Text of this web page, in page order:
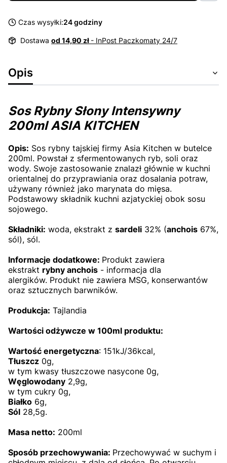
Czas wysyłki:24 godziny
Dostawa od 14,90 zł - InPost Paczkomaty 24/7
Opis
Sos Rybny Słony Intensywny
200ml ASIA KITCHEN
Opis: Sos rybny tajskiej firmy Asia Kitchen w butelce
200ml. Powstał z sfermentowanych ryb, soli oraz
wody. Swoje zastosowanie znalazł głównie w kuchni
orientalnej do przyprawiania oraz dosalania potraw,
używany również jako marynata do mięsa.
Podstawowy składnik kuchni azjatyckiej obok sosu
sojowego.
Składniki: woda, ekstrakt z sardeli 32% (anchois 67%,
sól), sól.
Informacje dodatkowe: Produkt zawiera
ekstrakt rybny anchois - informacja dla
alergików. Produkt nie zawiera MSG, konserwantów
oraz sztucznych barwników.
Produkcja: Tajlandia
Wartości odżywcze w 100ml produktu:
Wartość energetyczna: 151kJ/36kcal,
Tłuszcz 0g,
w tym kwasy tłuszczowe nasycone 0g,
Węglowodany 2,9g,
w tym cukry 0g,
Białko 6g,
Sól 28,5g.
Masa netto: 200ml
Sposób przechowywania: Przechowywać w suchym i